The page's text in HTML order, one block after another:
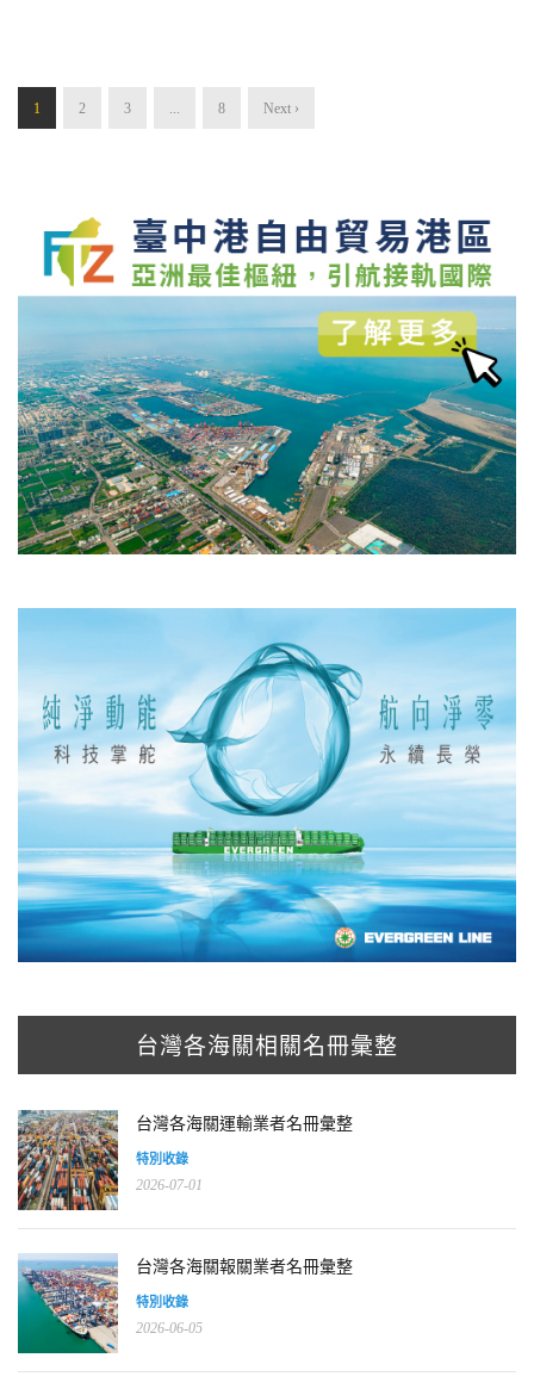
1 2 3 ... 8 Next ›
台灣各海關相關名冊彙整
台灣各海關運輸業者名冊彙整
特別收錄
2026-07-01
台灣各海關報關業者名冊彙整
特別收錄
2026-06-05